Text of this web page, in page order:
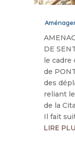
DE
le
de
des
reliant
de la
Il fait
LIRE